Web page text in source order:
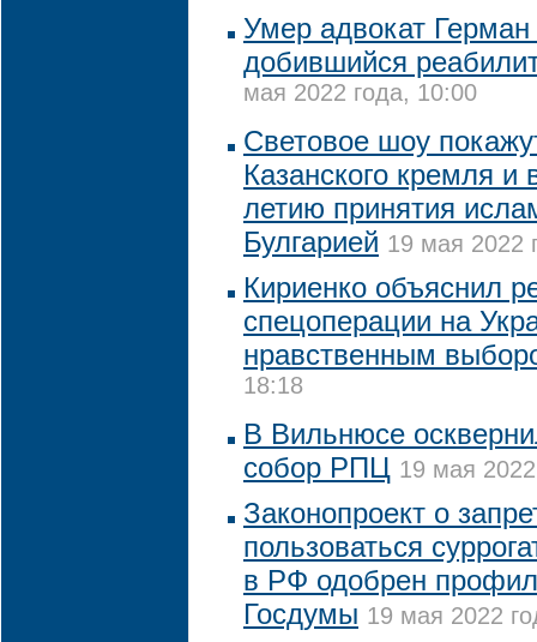
Умер адвокат
добившийся
мая 2022 года, 10:00
Световое шоу
Казанского кремля и
летию принятия
Булгарией 19 мая 2022
Кириенко объяснил
спецоперации на
нравственным
18:18
В Вильнюсе
собор РПЦ 19 мая
Законопроект о
пользоваться
в РФ одобрен
Госдумы 19 мая 2022